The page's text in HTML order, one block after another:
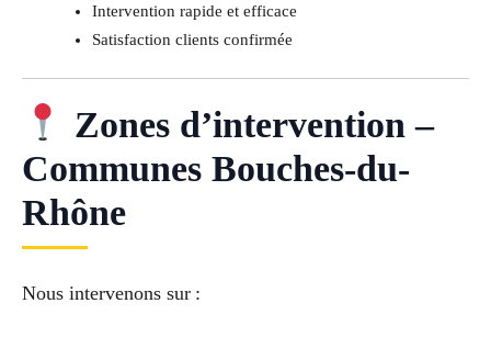
Intervention rapide et efficace
Satisfaction clients confirmée
Zones d’intervention –
Communes Bouches-du-
Rhône
Nous intervenons sur :